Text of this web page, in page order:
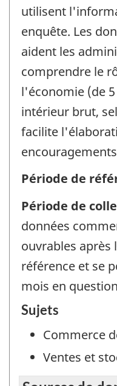
utilisent
enquête. Les
aident les
comprendre le
l'économie (de
intérieur brut,
facilite
Période de
Période de
données
ouvrables après
référence et se
mois en
Sujets
Commerce
Ventes et